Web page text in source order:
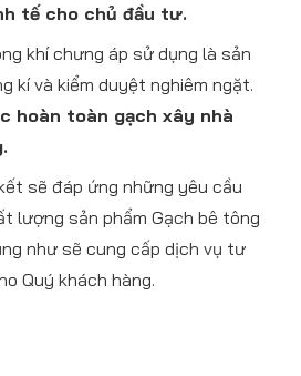
tế cho chủ đầu tư.
khí chưng áp sử dụng là sản
kí và kiểm duyệt nghiêm ngặt.
hoàn toàn gạch xây nhà
sẽ đáp ứng những yêu cầu
lượng sản phẩm Gạch bê tông
như sẽ cung cấp dịch vụ tư
Quý khách hàng.